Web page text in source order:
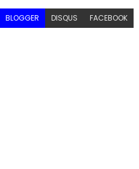
BLOGGER DISQUS FACEBOOK